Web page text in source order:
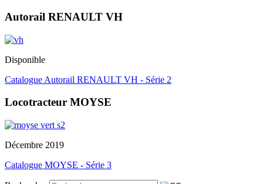
Autorail RENAULT VH
Disponible
Catalogue Autorail RENAULT VH - Série 2
Locotracteur MOYSE
Décembre 2019
Catalogue MOYSE - Série 3